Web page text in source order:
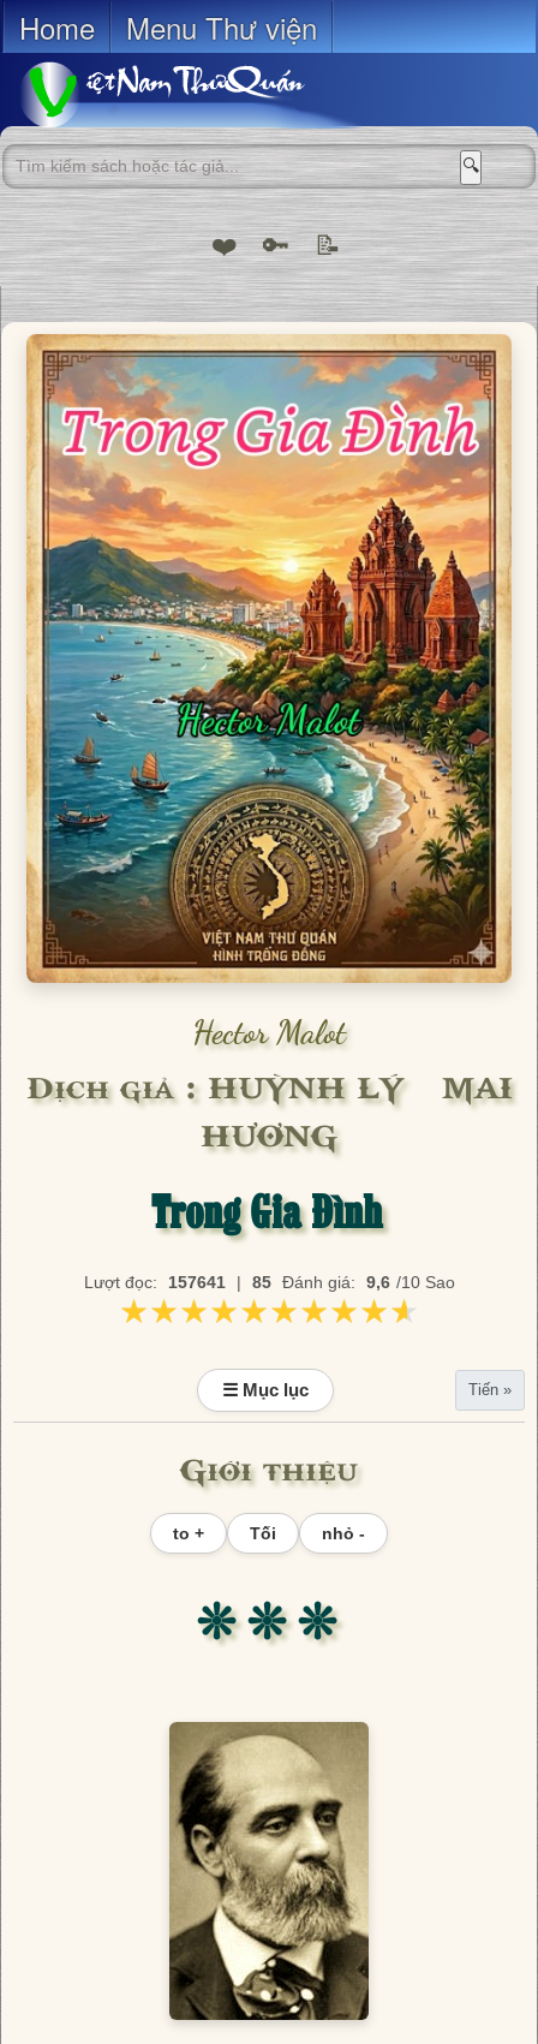
Home Menu Thư viện
🔍
❤️ 🔑 📝
Hector Malot
Dịch giả : HUỲNH LÝ – MAI
HƯƠNG
Trong Gia Đình
Lượt đọc: 157641 | 85 Đánh giá: 9,6 /10 Sao
★★★★★★★★★★
★★★★★★★★★★
☰ Mục lục Tiến »
Giới thiệu
to + Tối nhỏ -
❊ ❊ ❊